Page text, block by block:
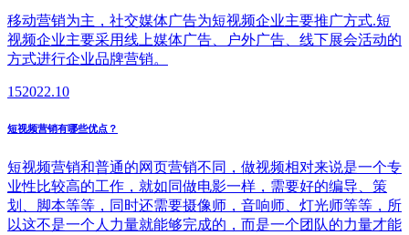
移动营销为主，社交媒体广告为短视频企业主要推广方式.短
视频企业主要采用线上媒体广告、户外广告、线下展会活动的
方式进行企业品牌营销。
152022.10
短视频营销有哪些优点？
短视频营销和普通的网页营销不同，做视频相对来说是一个专
业性比较高的工作，就如同做电影一样，需要好的编导、策
划、脚本等等，同时还需要摄像师，音响师、灯光师等等，所
以这不是一个人力量就能够完成的，而是一个团队的力量才能